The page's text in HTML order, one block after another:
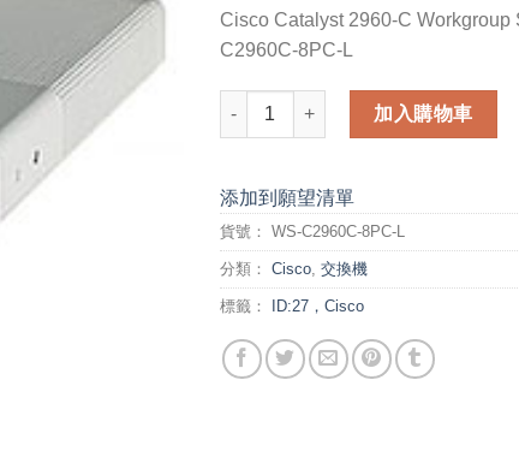
Cisco Catalyst 2960-C Workgroup
C2960C-8PC-L
Cisco Catalyst 2960-C Workgroup
加入購物車
添加到願望清單
貨號： WS-C2960C-8PC-L
分類： Cisco 交換機
標籤： ID:27，Cisco